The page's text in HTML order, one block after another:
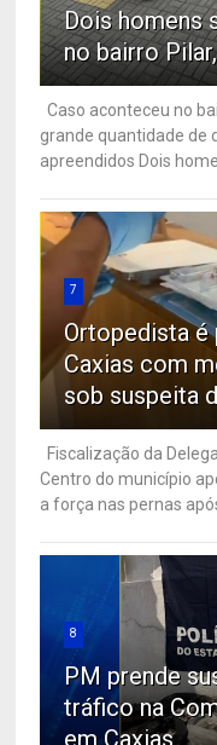
Dois homens
no bairro
Caso aconteceu no
grande quantidade de
apreendidos Dois
7
Ortopedista é
Caxias com
sob suspeita
Fiscalização da
Centro do município
a força nas pernas
8
PM prende
tráfico na
em Caxias